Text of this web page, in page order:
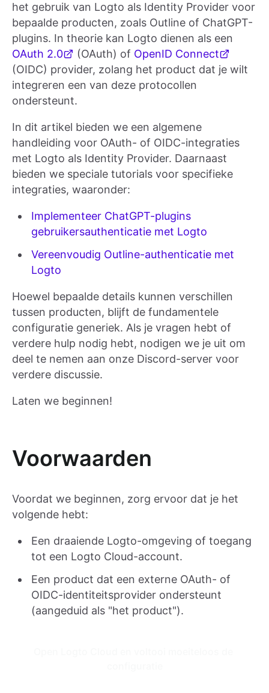
het gebruik van Logto als Identity Provider voor
bepaalde producten, zoals Outline of ChatGPT-
plugins. In theorie kan Logto dienen als een
OAuth 2.0
(OAuth) of OpenID Connect
(OIDC) provider, zolang het product dat je wilt
integreren een van deze protocollen
ondersteunt.
In dit artikel bieden we een algemene
handleiding voor OAuth- of OIDC-integraties
met Logto als Identity Provider. Daarnaast
bieden we speciale tutorials voor specifieke
integraties, waaronder:
Implementeer ChatGPT-plugins
gebruikersauthenticatie met Logto
Vereenvoudig Outline-authenticatie met
Logto
Hoewel bepaalde details kunnen verschillen
tussen producten, blijft de fundamentele
configuratie generiek. Als je vragen hebt of
verdere hulp nodig hebt, nodigen we je uit om
deel te nemen aan onze Discord-server voor
verdere discussie.
Laten we beginnen!
Voorwaarden
Voordat we beginnen, zorg ervoor dat je het
volgende hebt:
Een draaiende Logto-omgeving of toegang
tot een Logto Cloud-account.
Een product dat een externe OAuth- of
OIDC-identiteitsprovider ondersteunt
(aangeduid als "het product").